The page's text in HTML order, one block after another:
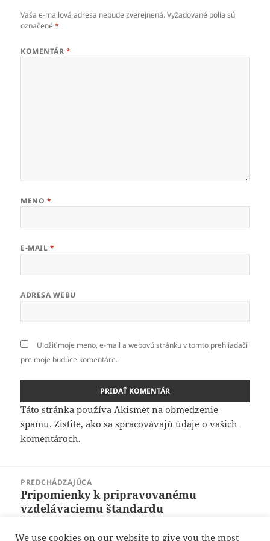
Vaša e-mailová adresa nebude zverejnená. Vyžadované polia sú
označené*
KOMENTÁR *
MENO *
E-MAIL *
ADRESA WEBU
Uložiť moje meno, e-mail a webovú stránku v tomto prehliadači
pre moje budúce komentáre.
Táto stránka používa Akismet na obmedzenie
spamu.Zistite, ako sa spracovávajú údaje o vašich
komentároch.
článku
PREDCHÁDZAJÚCA
Predchádzajúci
článok:
Pripomienky k pripravovanému
vzdelávaciemu štandardu
We use cookies on our website to give you the most